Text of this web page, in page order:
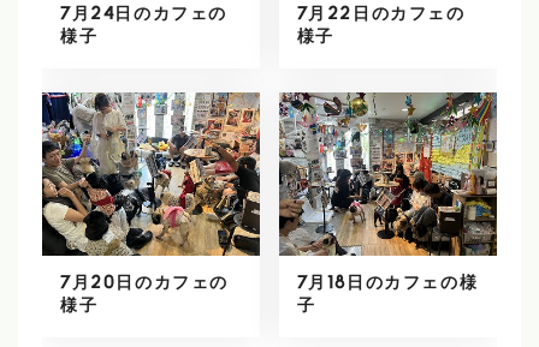
7月24日のカフェの
様子
7月22日のカフェの
様子
7月20日のカフェの
様子
7月18日のカフェの様
子